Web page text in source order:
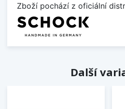
Zboží pochází z oficiální
Další